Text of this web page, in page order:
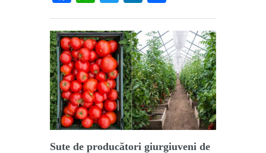
Sute de producători giurgiuveni de